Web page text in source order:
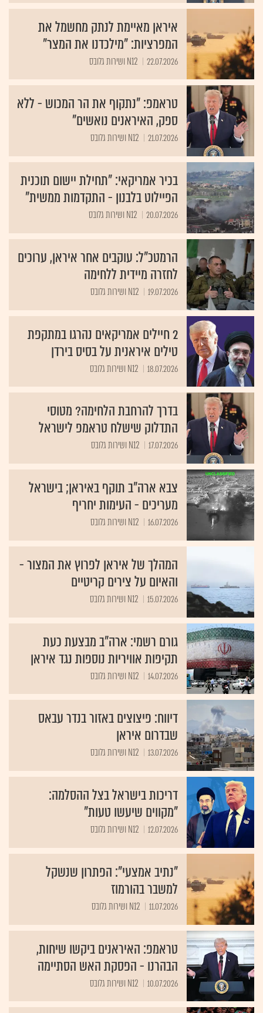
איראן מאיימת לנתק מחשמל את
המפרציות: "מילכדנו את המצר"
22.07.2026 N12 ושירות גלובס
טראמפ: "נתקוף את הר המכוש - ללא
ספק, האיראנים נואשים"
21.07.2026 N12 ושירות גלובס
בכיר אמריקאי: "תחילת יישום תוכנית
הפיילוט בלבנון - התקדמות ממשית"
20.07.2026 N12 ושירות גלובס
הרמטכ"ל: עוקבים אחר איראן, ערוכים
לחזרה מיידית ללחימה
19.07.2026 N12 ושירות גלובס
2 חיילים אמריקאים נהרגו במתקפת
טילים איראנית על בסיס בירדן
18.07.2026 N12 ושירות גלובס
בדרך להרחבת הלחימה? מטוסי
התדלוק שישלח טראמפ לישראל
17.07.2026 N12 ושירות גלובס
צבא ארה"ב תוקף באיראן; בישראל
מעריכים - העימות יחריף
16.07.2026 N12 ושירות גלובס
המהלך של איראן לפרוץ את המצור -
והאיום על צירים קריטיים
15.07.2026 N12 ושירות גלובס
גורם רשמי: ארה"ב מבצעת כעת
תקיפות אוויריות נוספות נגד איראן
14.07.2026 N12 ושירות גלובס
דיווח: פיצוצים באזור בנדר עבאס
שבדרום איראן
13.07.2026 N12 ושירות גלובס
דריכות בישראל בצל ההסלמה:
"מקווים שיעשו טעות"
12.07.2026 N12 ושירות גלובס
"נתיב אמצעי": הפתרון שנשקל
למשבר בהורמוז
11.07.2026 N12 ושירות גלובס
טראמפ: האיראנים ביקשו שיחות,
הבהרנו - הפסקת האש הסתיימה
10.07.2026 N12 ושירות גלובס